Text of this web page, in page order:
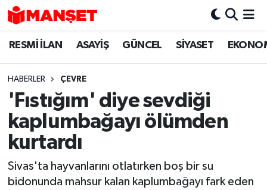
RESMİ İLAN ASAYİŞ GÜNCEL SİYASET
HABERLER ÇEVRE
'Fıstığım' diye sevdiği
kaplumbağayı ölümden
kurtardı
Sivas'ta hayvanlarını otlatırken boş bir su
bidonunda mahsur kalan kaplumbağayı fark eden
Hava Durumu
Trafik Durumu
Süper Lig Puan Durumu ve Fikstür
Tüm Manşetler
Son Dakika Haberleri